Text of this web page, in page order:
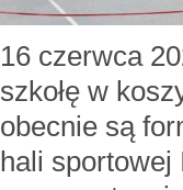
16 czerwca
szkołę w
obecnie są
hali sportowej